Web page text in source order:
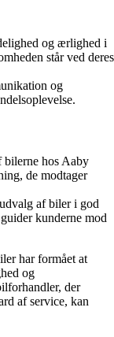
og ærlighed i
står ved deres
og
hos Aaby
de modtager
af biler i god
kunderne mod
har formået at
og
der
af service, kan